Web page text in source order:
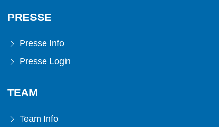
PRESSE
Presse Info
Presse Login
TEAM
Team Info